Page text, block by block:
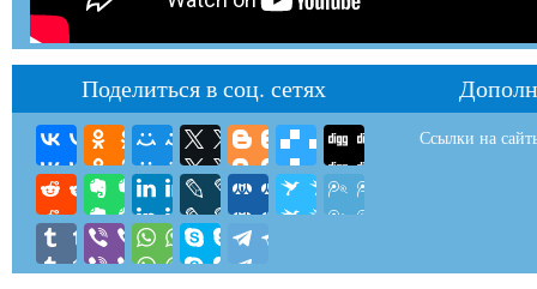
Поделиться в соц. сетях
Ссылки на